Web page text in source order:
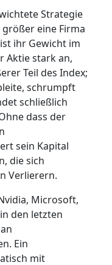
Strategie
eine Firma
ihr Gewicht im
Aktie stark an,
Teil des Index;
schrumpft
schließlich
dass der
sein Kapital
die sich
Verlierern.
Microsoft,
den letzten
Ein
mit